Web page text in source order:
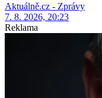
Aktuálně.cz - Zprávy
7. 8. 2026, 20:23
Reklama